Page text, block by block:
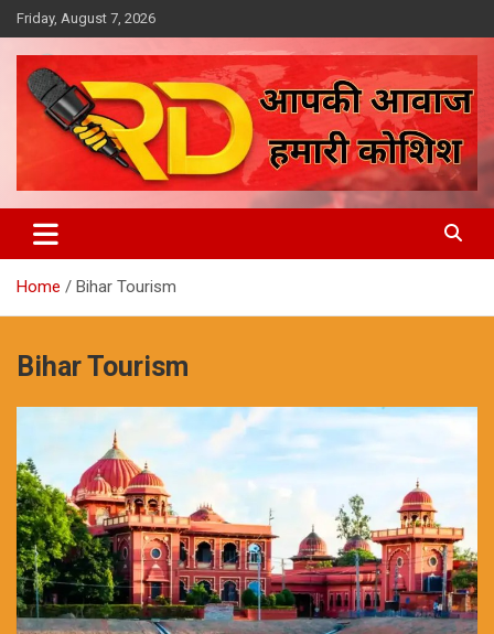
Skip
to
content
Friday, August 7, 2026
Reporter Diaries
Home Bihar Tourism
Bihar Tourism